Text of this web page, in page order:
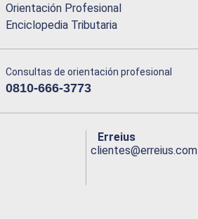
Orientación Profesional
Enciclopedia Tributaria
Consultas de orientación profesional
0810-666-3773
Erreius
clientes@erreius.com